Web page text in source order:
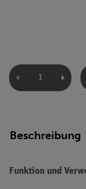
Beschreibung
Funktion und